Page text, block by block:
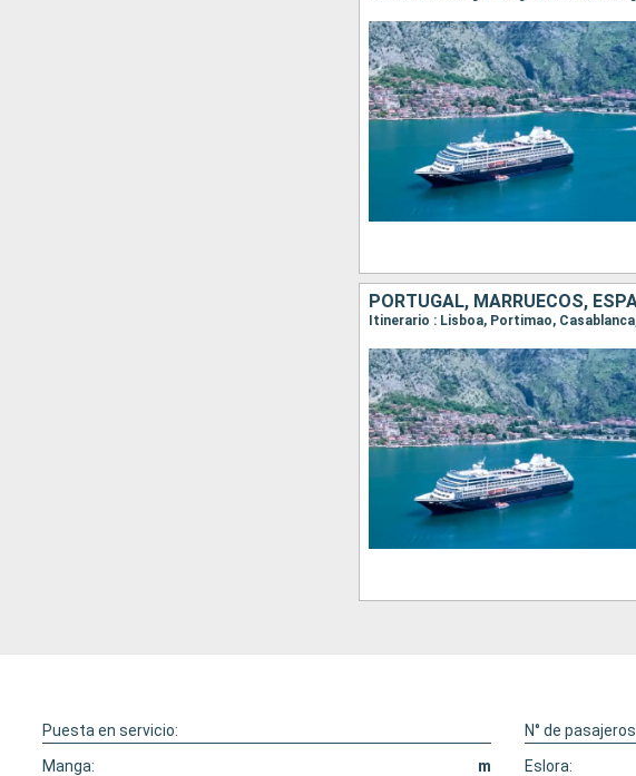
PORTUGAL, MARRUECOS,
Puesta en servicio: N° de
Manga:
m Eslora: